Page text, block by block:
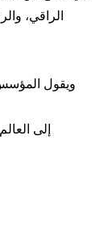
الراقي،
ويقول